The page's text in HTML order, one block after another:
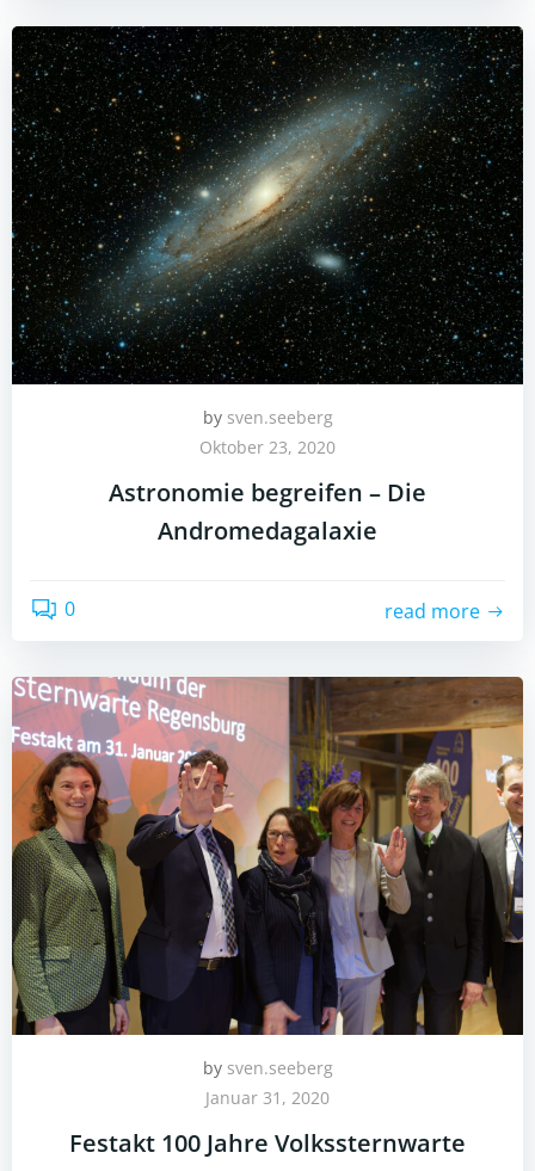
by sven.seeberg
Oktober 23, 2020
Astronomie begreifen – Die
Andromedagalaxie
0 read more
by sven.seeberg
Januar 31, 2020
Festakt 100 Jahre Volkssternwarte